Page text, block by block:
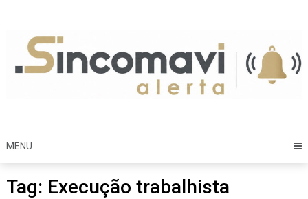
content
MENU
Tag: Execução trabalhista